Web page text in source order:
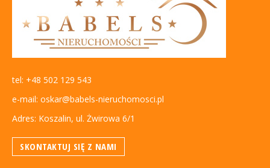
tel: +48 502 129 543
e-mail: oskar@babels-nieruchomosci.pl
Adres: Koszalin, ul. Żwirowa 6/1
SKONTAKTUJ SIĘ Z NAMI